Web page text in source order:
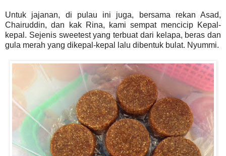
Untuk jajanan, di pulau ini juga, bersama rekan Asad,
Chairuddin, dan kak Rina, kami sempat mencicip Kepal-
kepal. Sejenis sweetest yang terbuat dari kelapa, beras dan
gula merah yang dikepal-kepal lalu dibentuk bulat. Nyummi.